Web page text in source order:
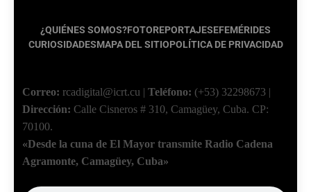
¿QUIÉNES SOMOS?FOTOREPORTAJESEFEMÉRIDES
CURIOSIDADESMAPA DEL SITIOPOLÍTICA DE PRIVACIDAD
Correo: rcadigital@icrt.cu | Teléfono: (+53) 32298673 |
Dirección: Calle Cisneros # 310, Camagüey, Cuba. CP:
70100.
«Desde la cuna de El Mayor transmite Radio Cadena
Agramonte, Camagüey, Cuba»